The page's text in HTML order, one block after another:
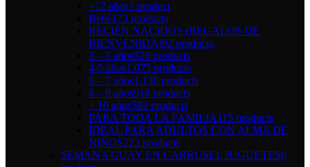
+12 años1 product
Bebé173 products
RECIÉN NACIDOS (REGALOS DE
BIENVENIDA)92 products
2 – 3 años520 products
4-5 años1.075 products
6 – 7 años1.136 products
8 – 9 años918 products
+ 10 años582 products
PARA TODA LA FAMILIA115 products
IDEAL PARA ADULTOS CON ALMA DE
NIÑOS222 products
SEMANA GUAY EN CARRUSEL JUGUETES0